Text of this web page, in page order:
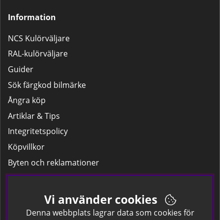
Information
NCS Kulörväljare
RAL-kulörväljare
Guider
Sök färgkod bilmärke
Ångra köp
Artiklar & Tips
Integritetspolicy
Köpvillkor
Byten och reklamationer
Leverans
Hitta färgkoden på bilen.
Företagskund
Vi använder cookies
Denna webbplats lagrar data som cookies för